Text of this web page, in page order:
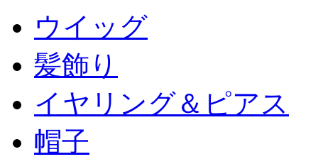
ウイッグ
髪飾り
イヤリング＆ピアス
帽子